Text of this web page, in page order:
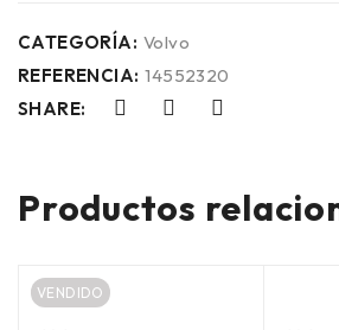
CATEGORÍA: Volvo
REFERENCIA: 14552320
SHARE:
Productos
VENDIDO